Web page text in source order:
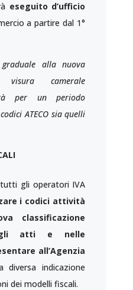
eseguito d’ufficio
a partire dal 1°
alla nuova
visura camerale
per un periodo
ATECO sia quelli
gli operatori IVA
i codici attività
classificazione
atti e nelle
all’Agenzia
diversa indicazione
dei modelli fiscali.